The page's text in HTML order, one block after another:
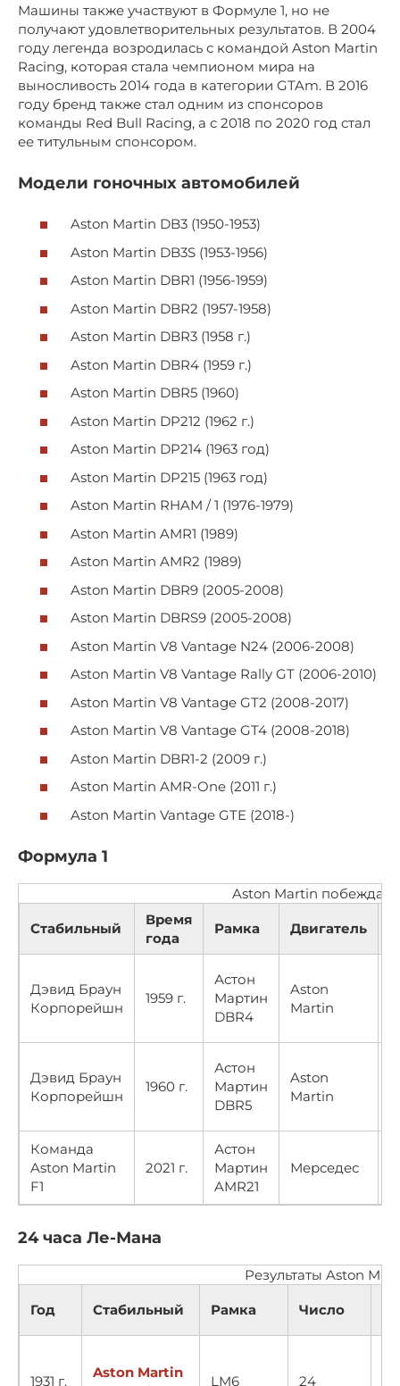
Машины также участвуют в Формуле 1, но не
получают удовлетворительных результатов. В 2004
году легенда возродилась с командой Aston Martin
Racing, которая стала чемпионом мира на
выносливость 2014 года в категории GTAm. В 2016
году бренд также стал одним из спонсоров
команды Red Bull Racing, а с 2018 по 2020 год стал
ее титульным спонсором.
Модели гоночных автомобилей
Aston Martin DB3 (1950-1953)
Aston Martin DB3S (1953-1956)
Aston Martin DBR1 (1956-1959)
Aston Martin DBR2 (1957-1958)
Aston Martin DBR3 (1958 г.)
Aston Martin DBR4 (1959 г.)
Aston Martin DBR5 (1960)
Aston Martin DP212 (1962 г.)
Aston Martin DP214 (1963 год)
Aston Martin DP215 (1963 год)
Aston Martin RHAM / 1 (1976-1979)
Aston Martin AMR1 (1989)
Aston Martin AMR2 (1989)
Aston Martin DBR9 (2005-2008)
Aston Martin DBRS9 (2005-2008)
Aston Martin V8 Vantage N24 (2006-2008)
Aston Martin V8 Vantage Rally GT (2006-2010)
Aston Martin V8 Vantage GT2 (2008-2017)
Aston Martin V8 Vantage GT4 (2008-2018)
Aston Martin DBR1-2 (2009 г.)
Aston Martin AMR-One (2011 г.)
Aston Martin Vantage GTE (2018-)
Формула 1
Aston Martin
Стабильный
Время
года
Рамка Двигатель
Дэвид Браун
Корпорейшн
1959 г.
Астон
Мартин
DBR4
Aston
Martin
Дэвид Браун
Корпорейшн
1960 г.
Астон
Мартин
DBR5
Aston
Martin
Команда
Aston Martin
F1
2021 г.
Астон
Мартин
AMR21
Мерседес
24 часа Ле-Мана
Результаты Aston
Год Стабильный Рамка Число
1931 г.
Aston Martin
LM6 24